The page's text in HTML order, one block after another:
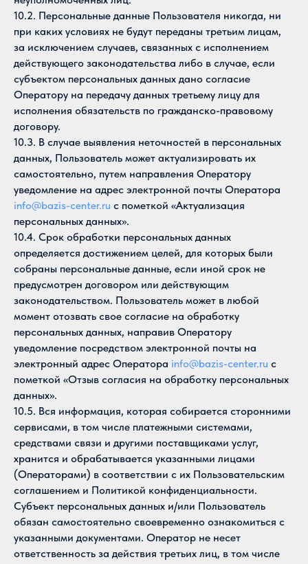
10.2. Персональные данные Пользователя никогда, ни
при каких условиях не будут переданы третьим лицам,
за исключением случаев, связанных с исполнением
действующего законодательства либо в случае, если
субъектом персональных данных дано согласие
Оператору на передачу данных третьему лицу для
исполнения обязательств по гражданско-правовому
договору.
10.3. В случае выявления неточностей в персональных
данных, Пользователь может актуализировать их
самостоятельно, путем направления Оператору
уведомление на адрес электронной почты Оператора
info@bazis-center.ru с пометкой «Актуализация
персональных данных».
10.4. Срок обработки персональных данных
определяется достижением целей, для которых были
собраны персональные данные, если иной срок не
предусмотрен договором или действующим
законодательством. Пользователь может в любой
момент отозвать свое согласие на обработку
персональных данных, направив Оператору
уведомление посредством электронной почты на
электронный адрес Оператора info@bazis-center.ru с
пометкой «Отзыв согласия на обработку персональных
данных».
10.5. Вся информация, которая собирается сторонними
сервисами, в том числе платежными системами,
средствами связи и другими поставщиками услуг,
хранится и обрабатывается указанными лицами
(Операторами) в соответствии с их Пользовательским
соглашением и Политикой конфиденциальности.
Субъект персональных данных и/или Пользователь
обязан самостоятельно своевременно ознакомиться с
указанными документами. Оператор не несет
ответственность за действия третьих лиц, в том числе